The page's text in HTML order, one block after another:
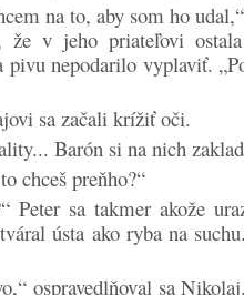
na to, aby som ho
že v jeho priateľovi
pivu nepodarilo vyplaviť.
sa začali krížiť oči.
Barón si na nich
chceš preňho?“
Peter sa takmer akože
ústa ako ryba na
ospravedlňoval sa